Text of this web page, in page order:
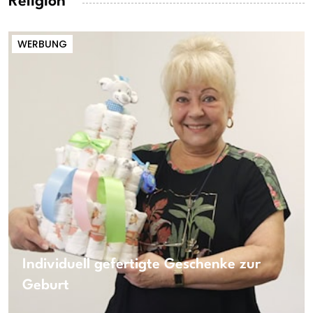
WERBUNG
Individuell gefertigte Geschenke zur
Geburt